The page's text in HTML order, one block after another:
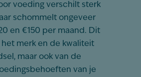
voeding verschilt sterk
schommelt ongeveer
en €150 per maand. Dit
het merk en de kwaliteit
maar ook van de
van je